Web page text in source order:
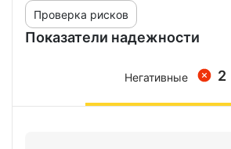
Показатели надежности
Проверка рисков
2
Негативные